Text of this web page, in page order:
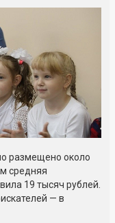
размещено около
средняя
19 тысяч рублей.
— в